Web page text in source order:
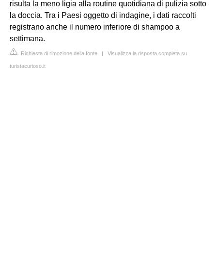
risulta la meno ligia alla routine quotidiana di pulizia sotto
la doccia. Tra i Paesi oggetto di indagine, i dati raccolti
registrano anche il numero inferiore di shampoo a
settimana.
Richiesta di rimozione della fonte | Visualizza la risposta completa su
turistacurioso.it